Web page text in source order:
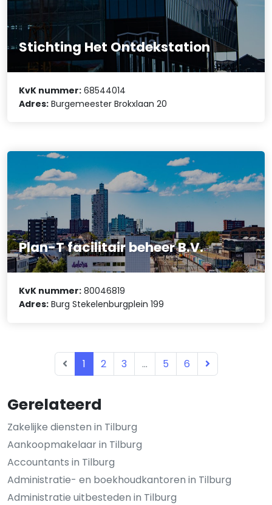
Gerelateerd
Zakelijke diensten in Tilburg
Aankoopmakelaar in Tilburg
Accountants in Tilburg
Administratie- en boekhoudkantoren in Tilburg
Administratie uitbesteden in Tilburg
Stichting Het Ontdekstation
KvK nummer: 68544014
Adres: Burgemeester Brokxlaan 20
Plan-T facilitair beheer B.V.
KvK nummer: 80046819
Adres: Burg Stekelenburgplein 199
1 2 3 ... 5 6